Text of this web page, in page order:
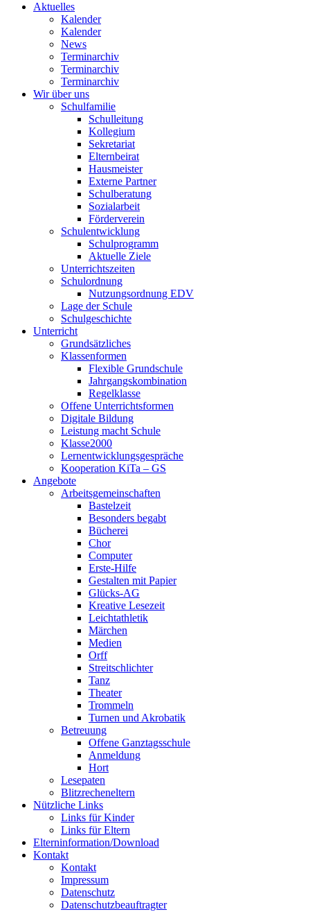
Aktuelles
Kalender
Kalender
News
Terminarchiv
Terminarchiv
Terminarchiv
Wir über uns
Schulfamilie
Schulleitung
Kollegium
Sekretariat
Elternbeirat
Hausmeister
Externe Partner
Schulberatung
Sozialarbeit
Förderverein
Schulentwicklung
Schulprogramm
Aktuelle Ziele
Unterrichtszeiten
Schulordnung
Nutzungsordnung EDV
Lage der Schule
Schulgeschichte
Unterricht
Grundsätzliches
Klassenformen
Flexible Grundschule
Jahrgangskombination
Regelklasse
Offene Unterrichtsformen
Digitale Bildung
Leistung macht Schule
Klasse2000
Lernentwicklungsgespräche
Kooperation KiTa – GS
Angebote
Arbeitsgemeinschaften
Bastelzeit
Besonders begabt
Bücherei
Chor
Computer
Erste-Hilfe
Gestalten mit Papier
Glücks-AG
Kreative Lesezeit
Leichtathletik
Märchen
Medien
Orff
Streitschlichter
Tanz
Theater
Trommeln
Turnen und Akrobatik
Betreuung
Offene Ganztagsschule
Anmeldung
Hort
Lesepaten
Blitzrecheneltern
Nützliche Links
Links für Kinder
Links für Eltern
Elterninformation/Download
Kontakt
Kontakt
Impressum
Datenschutz
Datenschutzbeauftragter